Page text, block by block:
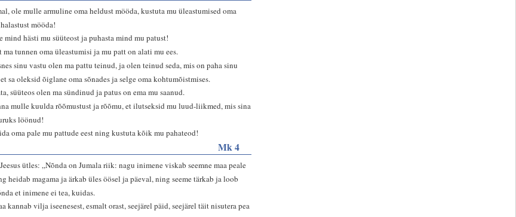
ole mulle armuline oma heldust mööda, kustuta mu üleastumised oma
mööda!
mind hästi mu süüteost ja puhasta mind mu patust!
ma tunnen oma üleastumisi ja mu patt on alati mu ees.
sinu vastu olen ma pattu teinud, ja olen teinud seda, mis on paha sinu
sa oleksid õiglane oma sõnades ja selge oma kohtumõistmises.
süüteos olen ma sündinud ja patus on ema mu saanud.
mulle kuulda rõõmustust ja rõõmu, et ilutseksid mu luud-liikmed, mis sina
löönud!
oma pale mu pattude eest ning kustuta kõik mu pahateod!
Mk 4
ütles: „Nõnda on Jumala riik: nagu inimene viskab seemne maa peale
heidab magama ja ärkab üles öösel ja päeval, ning seeme tärkab ja loob
et inimene ei tea, kuidas.
kannab vilja iseenesest, esmalt orast, seejärel päid, seejärel täit nisutera pea